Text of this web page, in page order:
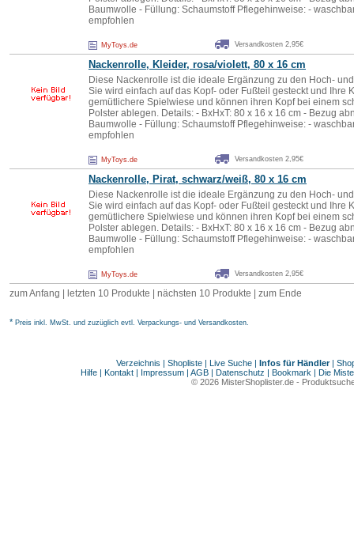
Baumwolle - Füllung: Schaumstoff Pflegehinweise: -
empfohlen
MyToys.de Versandkosten 2,95€
Nackenrolle, Kleider, rosa/violett, 80 x 16 cm
Diese Nackenrolle ist die ideale Ergänzung zu den Hoch-
Sie wird einfach auf das Kopf- oder Fußteil gesteckt und Ihre
gemütlichere Spielwiese und können ihren Kopf bei einem
Polster ablegen. Details: - BxHxT: 80 x 16 x 16 cm - Bezug
Baumwolle - Füllung: Schaumstoff Pflegehinweise: -
empfohlen
MyToys.de Versandkosten 2,95€
Nackenrolle, Pirat, schwarz/weiß, 80 x 16 cm
Diese Nackenrolle ist die ideale Ergänzung zu den Hoch-
Sie wird einfach auf das Kopf- oder Fußteil gesteckt und Ihre
gemütlichere Spielwiese und können ihren Kopf bei einem
Polster ablegen. Details: - BxHxT: 80 x 16 x 16 cm - Bezug
Baumwolle - Füllung: Schaumstoff Pflegehinweise: -
empfohlen
MyToys.de Versandkosten 2,95€
zum Anfang letzten 10 Produkte nächsten 10 Produkte zum Ende
* Preis inkl. MwSt. und zuzüglich evtl. Verpackungs- und Versandkosten.
Verzeichnis | Shopliste| Live Suche| Infos für Händler|
Hilfe | Kontakt | Impressum | AGB | Datenschutz | Bookmark | Die
© 2026 MisterShoplister.de-